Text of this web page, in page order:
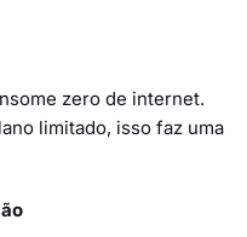
zero de internet.
limitado, isso faz uma